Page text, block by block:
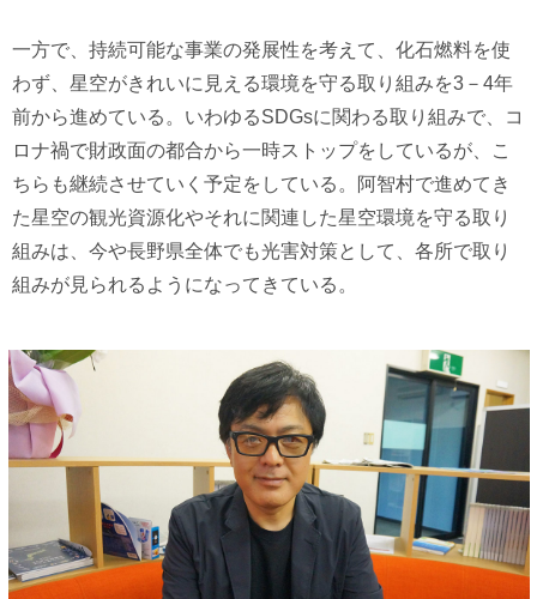
一方で、持続可能な事業の発展性を考えて、化石燃料を使
わず、星空がきれいに見える環境を守る取り組みを3－4年
前から進めている。いわゆるSDGsに関わる取り組みで、コ
ロナ禍で財政面の都合から一時ストップをしているが、こ
ちらも継続させていく予定をしている。阿智村で進めてき
た星空の観光資源化やそれに関連した星空環境を守る取り
組みは、今や長野県全体でも光害対策として、各所で取り
組みが見られるようになってきている。